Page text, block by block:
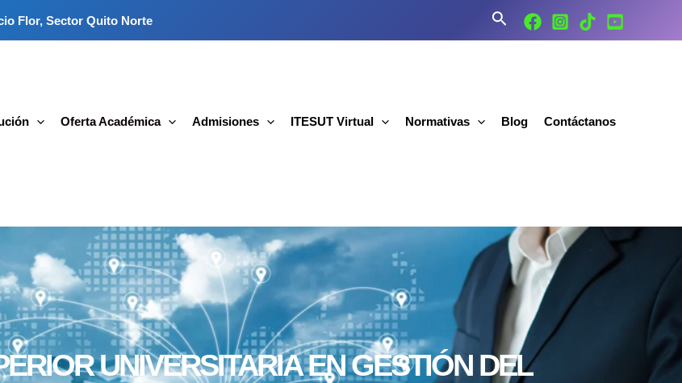
Flor, Sector Quito Norte Buscar
Oferta Académica Admisiones ITESUT Virtual Normativas Blog Contáctanos
UNIVERSITARIA EN GESTIÓN DEL